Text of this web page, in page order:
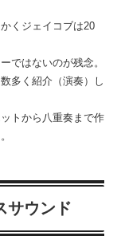
くジェイコブは20
ではないのが残念。
多く紹介（演奏）し
トから八重奏まで作
サウンド